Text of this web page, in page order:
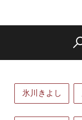
氷川きよし